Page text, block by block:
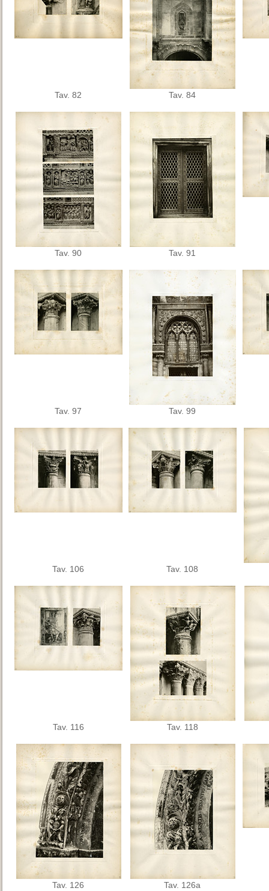
Tav. 82 Tav. 84
Tav. 90 Tav. 91
Tav. 97 Tav. 99
Tav. 106 Tav. 108
Tav. 116 Tav. 118
Tav. 126 Tav. 126a